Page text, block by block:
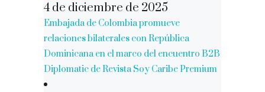
4 de diciembre de 2025
Embajada de Colombia promueve
relaciones bilaterales con República
Dominicana en el marco del encuentro B2B
Diplomatic de Revista Soy Caribe Premium